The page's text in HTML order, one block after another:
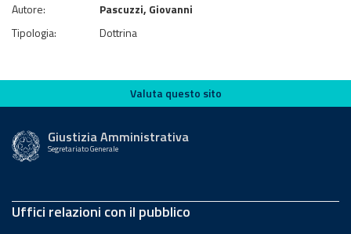
Autore:
Pascuzzi, Giovanni
Tipologia:
Dottrina
Valuta questo sito
Valuta questo sito
Giustizia Amministrativa
Segretariato Generale
Uffici relazioni con il pubblico